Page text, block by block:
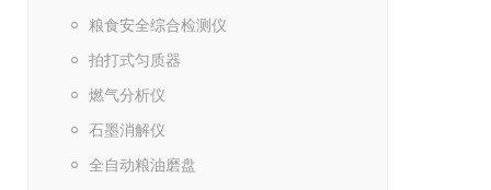
粮食安全综合检测仪
拍打式匀质器
燃气分析仪
石墨消解仪
全自动粮油磨盘